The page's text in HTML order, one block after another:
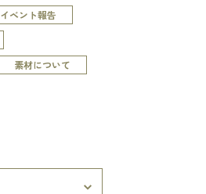
イベント報告
素材について